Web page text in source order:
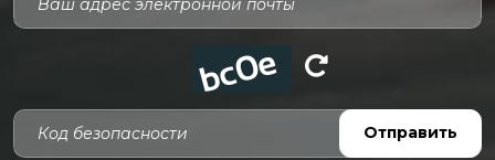
Код безопасности
Отправить